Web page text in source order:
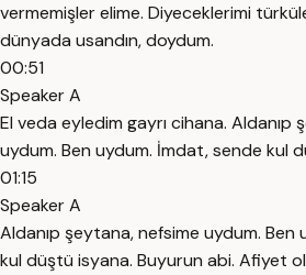
vermemişler elime. Diyeceklerimi
dünyada usandın, doydum.
00:51
Speaker A
El veda eyledim gayrı cihana. Aldanıp
uydum. Ben uydum. İmdat, sende kul
01:15
Speaker A
Aldanıp şeytana, nefsime uydum. Ben
kul düştü isyana. Buyurun abi. Afiyet